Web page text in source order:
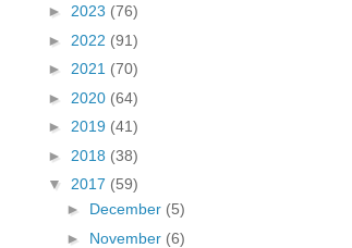
► 2023 (76)
► 2022 (91)
► 2021 (70)
► 2020 (64)
► 2019 (41)
► 2018 (38)
▼ 2017 (59)
► December (5)
► November (6)